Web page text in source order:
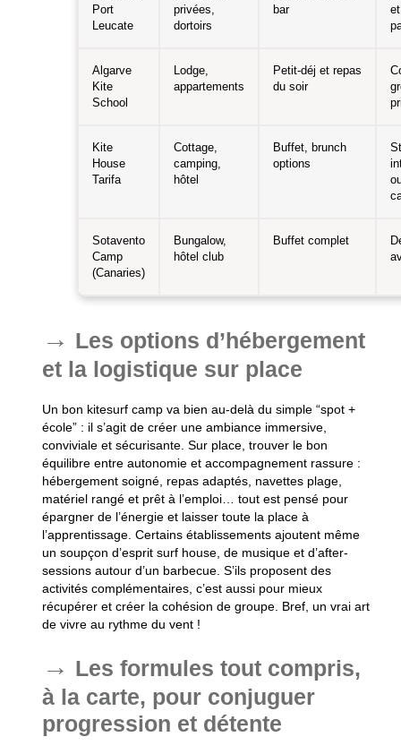
Port
Leucate
privées,
dortoirs
bar
et
Algarve
Kite
School
Lodge,
appartements
Petit-déj et repas
du soir
Kite
House
Tarifa
Cottage,
camping,
hôtel
Buffet, brunch
options
Sotavento
Camp
(Canaries)
Bungalow,
hôtel club
Buffet complet
Les options d’hébergement
et la logistique sur place
Un bon kitesurf camp va bien au-delà du simple “spot +
école” : il s’agit de créer une ambiance immersive,
conviviale et sécurisante. Sur place, trouver le bon
équilibre entre autonomie et accompagnement rassure :
hébergement soigné, repas adaptés, navettes plage,
matériel rangé et prêt à l’emploi… tout est pensé pour
épargner de l’énergie et laisser toute la place à
l’apprentissage. Certains établissements ajoutent même
un soupçon d’esprit surf house, de musique et d’after-
sessions autour d’un barbecue. S’ils proposent des
activités complémentaires, c’est aussi pour mieux
récupérer et créer la cohésion de groupe. Bref, un vrai art
de vivre au rythme du vent !
Les formules tout compris,
à la carte, pour conjuguer
progression et détente